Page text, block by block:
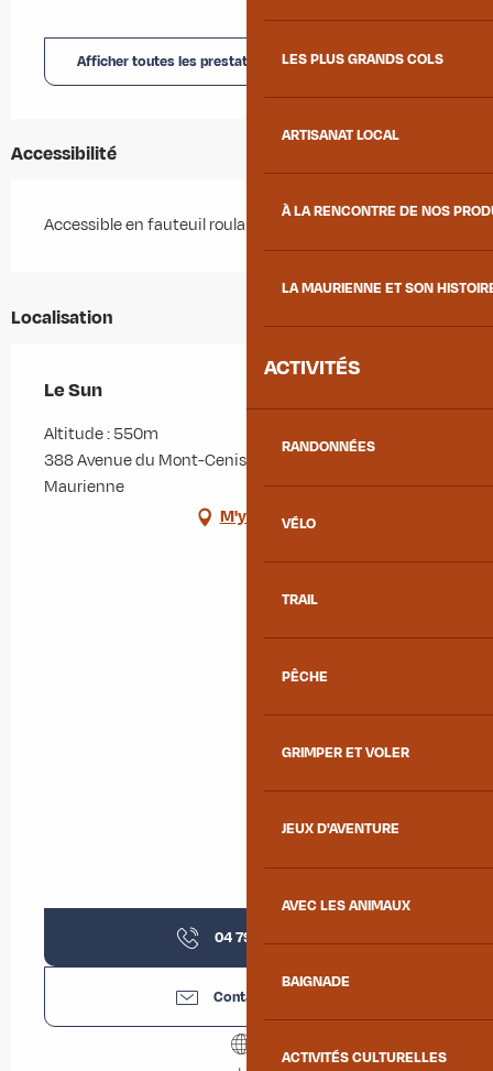
LES PLUS GRANDS COLS
ARTISANAT LOCAL
À LA RENCONTRE DE NOS
LA MAURIENNE ET SON
ACTIVITÉS
RANDONNÉES
VÉLO
TRAIL
PÊCHE
GRIMPER ET VOLER
JEUX D'AVENTURE
AVEC LES ANIMAUX
BAIGNADE
ACTIVITÉS CULTURELLES
Afficher toutes les prestations
Accessibilité
Accessible en fauteuil roulant avec aide
Localisation
Le Sun
Altitude : 550m
388 Avenue du Mont-Cenis, 73300 Saint-Jean-de-
Maurienne
M'y rendre
04 79 83 17
Contactez-nous